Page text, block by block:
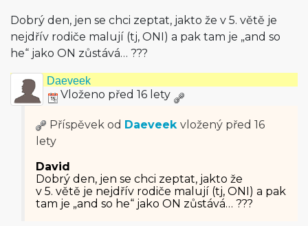
Dobrý den, jen se chci zeptat, jakto že v 5. větě je
nejdřív rodiče malují (tj, ONI) a pak tam je „and so
he“ jako ON zůstává… ???
Daeveek
Vloženo před 16 lety
Příspěvek od Daeveek vložený před 16
lety
David
Dobrý den, jen se chci zeptat, jakto že
v 5. větě je nejdřív rodiče malují (tj, ONI) a pak
tam je „and so he“ jako ON zůstává… ???